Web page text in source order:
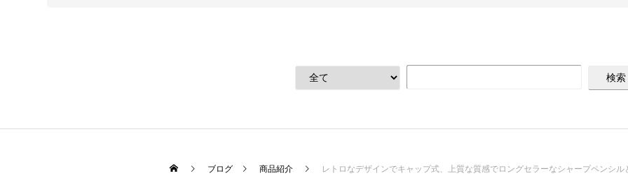
ブログ 商品紹介 レトロなデザインでキャップ式、上質な質感でロングセラーなシャープペンシ